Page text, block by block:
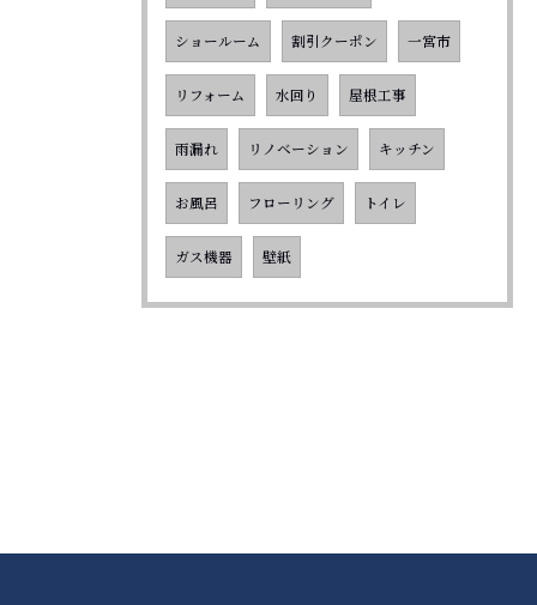
ショールーム 割引クーポン 一宮市
リフォーム 水回り 屋根工事
雨漏れ リノベーション キッチン
お風呂 フローリング トイレ
ガス機器 壁紙